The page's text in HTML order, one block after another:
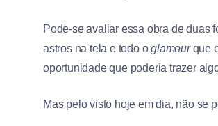
Pode-se avaliar essa obra de duas
astros na tela e todo oglamourque
oportunidade que poderia trazer
Mas pelo visto hoje em dia, não se